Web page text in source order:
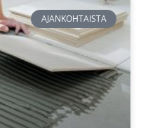
AJANKOHTAISTA